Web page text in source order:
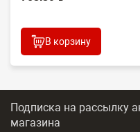
В корзину
Подписка на рассылку
магазина